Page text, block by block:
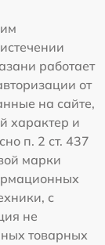
работает
от
на сайте,
характер и
п. 2 ст. 437
марки
с
не
товарных